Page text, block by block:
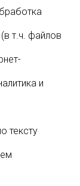
т.ч. файлов
и
тексту